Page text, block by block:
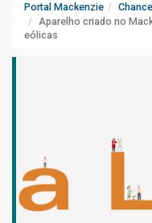
Portal Mackenzie
Aparelho criado no
eólicas